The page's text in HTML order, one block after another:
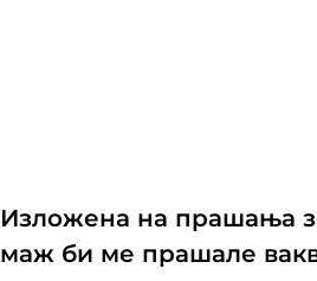
Изложена на прашања
маж би ме прашале